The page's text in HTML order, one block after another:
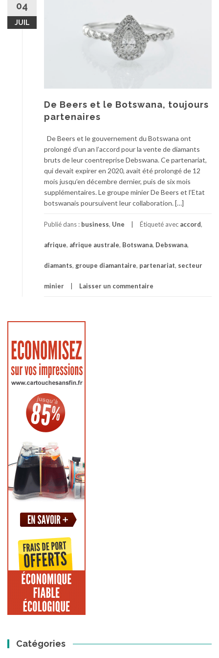
04
JUIL
De Beers et le Botswana, toujours
partenaires
De Beers et le gouvernement du Botswana ont
prolongé d’un an l’accord pour la vente de diamants
bruts de leur coentreprise Debswana. Ce partenariat,
qui devait expirer en 2020, avait été prolongé de 12
mois jusqu’en décembre dernier, puis de six mois
supplémentaires. Le groupe minier De Beers et l’Etat
botswanais poursuivent leur collaboration. […]
Publié dans : business, Une Étiqueté avec accord,
afrique, afrique australe, Botswana, Debswana,
diamants, groupe diamantaire, partenariat, secteur
minier Laisser un commentaire
Catégories